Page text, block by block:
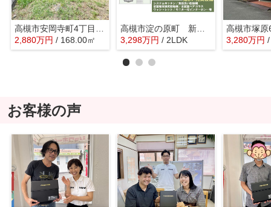
高槻市安岡寺町4丁目 売土地
2,880万円 / 168.00㎡
高槻市淀の原町 新築戸建
3,298万円 / 2LDK 3,280万円
お客様の声